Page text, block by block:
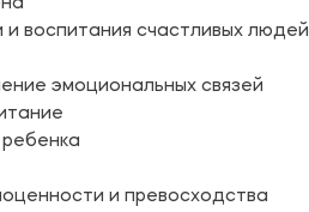
воспитания счастливых людей
эмоциональных связей
и превосходства